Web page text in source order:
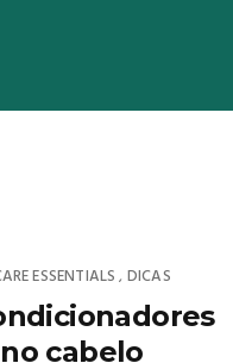
ESSENTIALS, DICAS
cabelo